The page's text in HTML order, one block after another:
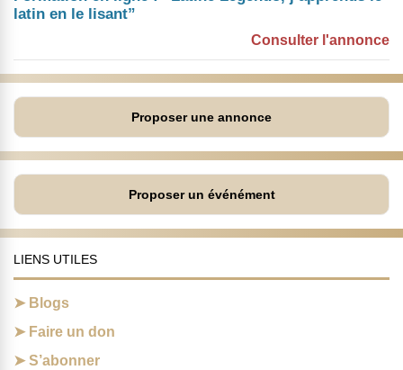
latin en le lisant”
Consulter l'annonce
Proposer une annonce
Proposer un événément
LIENS UTILES
Blogs
Faire un don
S’abonner